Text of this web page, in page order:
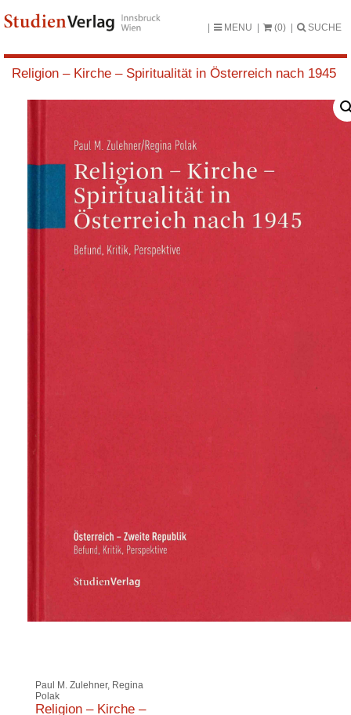
MENU (0) SUCHE
Religion – Kirche – Spiritualität in Österreich nach 1945
Paul M. Zulehner, Regina
Polak
Religion – Kirche –